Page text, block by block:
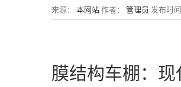
来源： 本网站 作者： 管理员 发布时
膜结构车棚：